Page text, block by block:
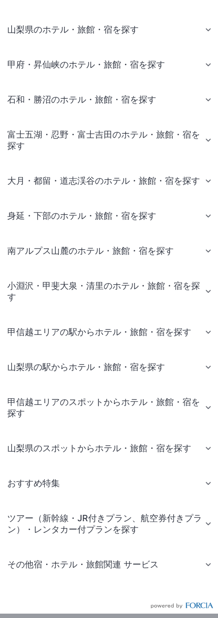
山梨県のホテル・旅館・宿を探す
甲府・昇仙峡のホテル・旅館・宿を探す
石和・勝沼のホテル・旅館・宿を探す
富士五湖・忍野・富士吉田のホテル・旅館・宿を
探す
大月・都留・道志渓谷のホテル・旅館・宿を探す
身延・下部のホテル・旅館・宿を探す
南アルプス山麓のホテル・旅館・宿を探す
小淵沢・甲斐大泉・清里のホテル・旅館・宿を探
す
甲信越エリアの駅からホテル・旅館・宿を探す
山梨県の駅からホテル・旅館・宿を探す
甲信越エリアのスポットからホテル・旅館・宿を
探す
山梨県のスポットからホテル・旅館・宿を探す
おすすめ特集
ツアー（新幹線・JR付きプラン、航空券付きプラ
ン）・レンタカー付プランを探す
その他宿・ホテル・旅館関連 サービス